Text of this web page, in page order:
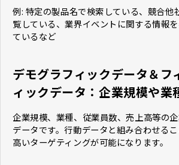
例: 特定の製品名で検索している、競合他
覧している、業界イベントに関する情報
ているなど
デモグラフィックデータ＆フ
ィックデータ：企業規模や業
企業規模、業種、従業員数、売上高等の
データです。行動データと組み合わせる
高いターゲティングが可能になります。